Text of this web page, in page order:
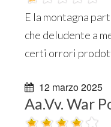
E la montagna
che deludente a
certi orrori
12 marzo 2025
Aa.Vv. War